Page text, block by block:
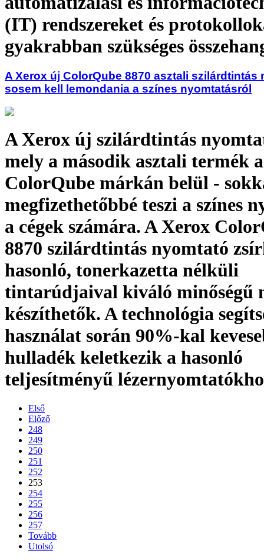
(IT) rendszereket és
gyakrabban szükséges
A Xerox új ColorQube 8870 asztali szilárdtintás
sosem kell lemondania a színes nyomtatásról
A Xerox új szilárdtintás
mely a második asztali termék a
ColorQube márkán belül -
megfizethetőbbé teszi a színes
a cégek számára. A Xerox
8870 szilárdtintás nyomtató
hasonló, tonerkazetta nélküli
tintarúdjaival kiváló minőségű
készíthetők. A technológia
használat során 90%-kal
hulladék keletkezik a hasonló
teljesítményű
Első
Előző
248
249
250
251
252
253
254
255
256
257
Tovább
Utolsó